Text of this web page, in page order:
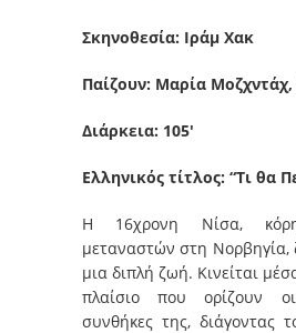
Σκηνοθεσία: Ιράμ Χακ
Παίζουν: Μαρία Μοζχντάχ,
Διάρκεια: 105′
Ελληνικός τίτλος: “Τι θα
Η 16χρονη Νίσα,
μεταναστών στη Νορβηγία,
μια διπλή ζωή. Κινείται
πλαίσιο που ορίζουν οι
συνθήκες της, διάγοντας